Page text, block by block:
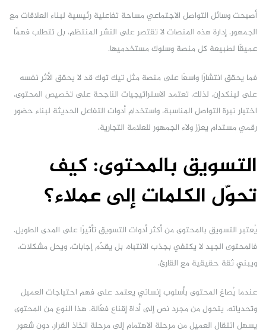
أصبحت وسائل التواصل الاجتماعي مساحة تفاعلية رئيسية لبناء العلاقات مع
الجمهور. إدارة هذه المنصات لا تقتصر على النشر المنتظم، بل تتطلب فهمًا
عميقًا لطبيعة كل منصة وسلوك مستخدميها.
فما يحقق انتشارًا واسعًا على منصة مثل تيك توك قد لا يحقق الأثر نفسه
على لينكدإن. لذلك، تعتمد الاستراتيجيات الناجحة على تخصيص المحتوى،
اختيار نبرة التواصل المناسبة، واستخدام أدوات التفاعل الحديثة لبناء حضور
رقمي مستدام يعزز ولاء الجمهور للعلامة التجارية.
التسويق بالمحتوى: كيف
تحوّل الكلمات إلى عملاء؟
يُعتبر التسويق بالمحتوى من أكثر أدوات التسويق تأثيرًا على المدى الطويل.
فالمحتوى الجيد لا يكتفي بجذب الانتباه، بل يقدّم إجابات، ويحل مشكلات،
ويبني ثقة حقيقية مع القارئ.
عندما يُصاغ المحتوى بأسلوب إنساني يعتمد على فهم احتياجات العميل
وتحدياته، يتحول من مجرد نص إلى أداة إقناع فعّالة. هذا النوع من المحتوى
يسهل انتقال العميل من مرحلة الاهتمام إلى مرحلة اتخاذ القرار، دون شعور